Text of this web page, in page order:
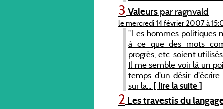
3 Valeurs par ragnvald
le mercredi 14 février 2007 à
"Les hommes politiques
à ce que des mots
progrès, etc. soient
Il me semble voir là un
temps d'un désir
sur la... [ lire la suite ]
2 Les travestis du